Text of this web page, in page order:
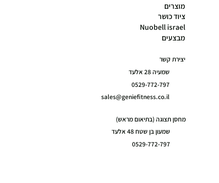
מוצרים
ציוד כושר
Nuobell israel
מבצעים
יצירת קשר
שמעיה 28 אלעד
0529-772-797
sales@geniefitness.co.il
מחסן תצוגה (בתיאום מראש)
שמעון בן שטח 48 אלעד
0529-772-797